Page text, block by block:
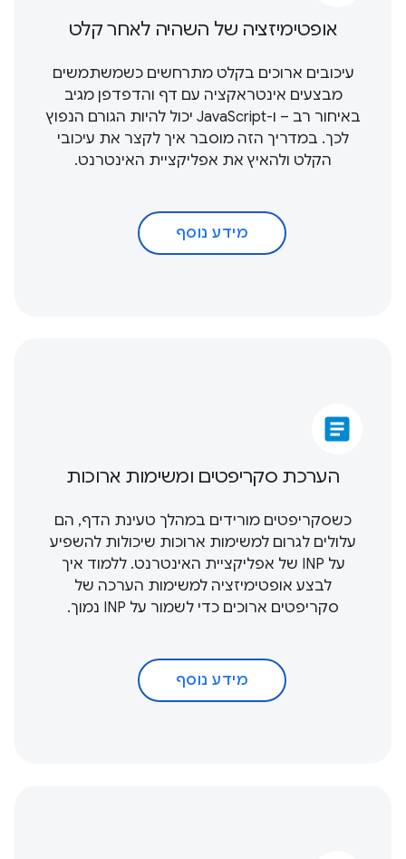
אופטימיזציה של השהיה לאחר קלט
עיכובים ארוכים בקלט מתרחשים כשמשתמשים
מבצעים אינטראקציה עם דף והדפדפן מגיב
באיחור רב – ו-JavaScript יכול להיות הגורם הנפוץ
לכך. במדריך הזה מוסבר איך לקצר את עיכובי
הקלט ולהאיץ את אפליקציית האינטרנט.
מידע נוסף
article
הערכת סקריפטים ומשימות ארוכות
כשסקריפטים מורידים במהלך טעינת הדף, הם
עלולים לגרום למשימות ארוכות שיכולות להשפיע
על INP של אפליקציית האינטרנט. ללמוד איך
לבצע אופטימיזציה למשימות הערכה של
סקריפטים ארוכים כדי לשמור על INP נמוך.
מידע נוסף